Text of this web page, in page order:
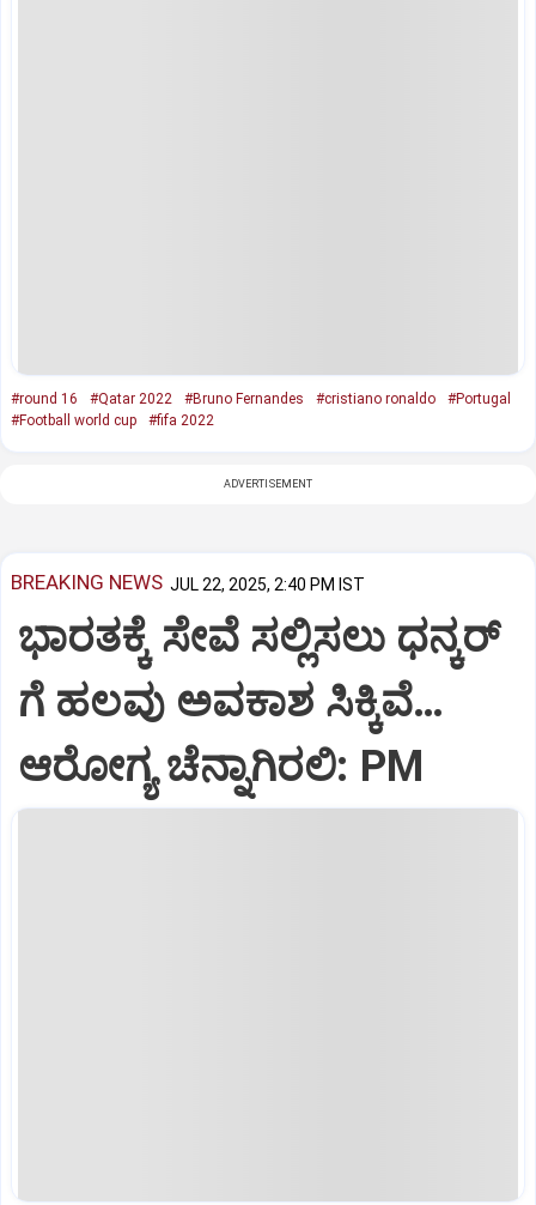
#round 16 #Qatar 2022 #Bruno Fernandes #cristiano ronaldo
#Portugal
#Football world cup
#fifa 2022
ADVERTISEMENT
BREAKING NEWS JUL 22, 2025, 2:40 PM IST
ಭಾರತಕ್ಕೆ ಸೇವೆ ಸಲ್ಲಿಸಲು ಧನ್ಕರ್‌
ಗೆ ಹಲವು ಅವಕಾಶ ಸಿಕ್ಕಿವೆ…
ಆರೋಗ್ಯ ಚೆನ್ನಾಗಿರಲಿ: PM